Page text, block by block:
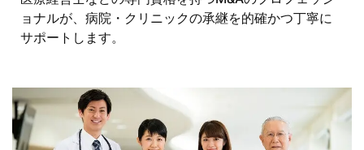
ョナルが、病院・クリニックの承継を的確かつ丁寧に
サポートします。